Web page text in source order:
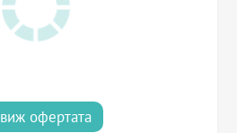
виж офертата